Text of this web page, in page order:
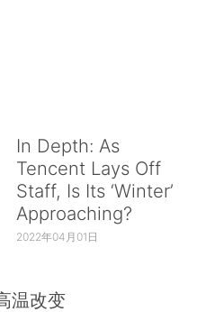
In Depth: As
Tencent Lays Off
Staff, Is Its ‘Winter’
Approaching?
2022年04月01日
温改变